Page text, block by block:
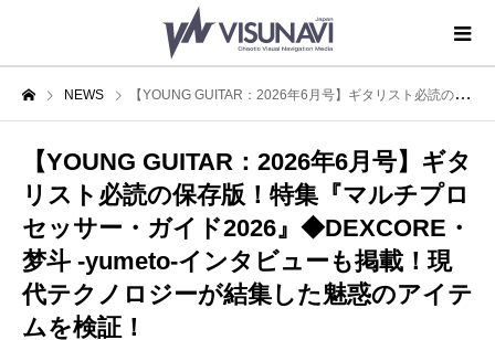
NEWS 【YOUNG GUITAR：2026年6月号】ギタリスト必読の保存版！特集『マルチプロセッサー・ガイド2026』◆DEXCORE・梦斗 -yumeto-インタビューも掲載！現代テクノロジーが結集した魅惑のアイテムを検証！
【YOUNG GUITAR：2026年6月号】ギタ
リスト必読の保存版！特集『マルチプロ
セッサー・ガイド2026』◆DEXCORE・
梦斗 -yumeto-インタビューも掲載！現
代テクノロジーが結集した魅惑のアイテ
ムを検証！